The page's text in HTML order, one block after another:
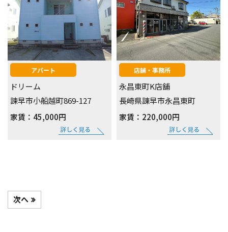
アパート
ドリーム
諫早市小船越町869-127
家賃：45,000円
店舗・事務所
永昌東町K店舗
長崎県諌早市永昌東町
家賃：220,000円
次へ